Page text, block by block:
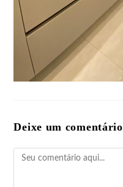
Deixe um comentário